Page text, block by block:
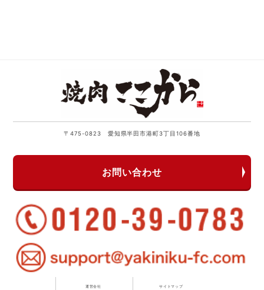
〒475-0823 愛知県半田市港町3丁目106番地
お問い合わせ
運営会社 サイトマップ